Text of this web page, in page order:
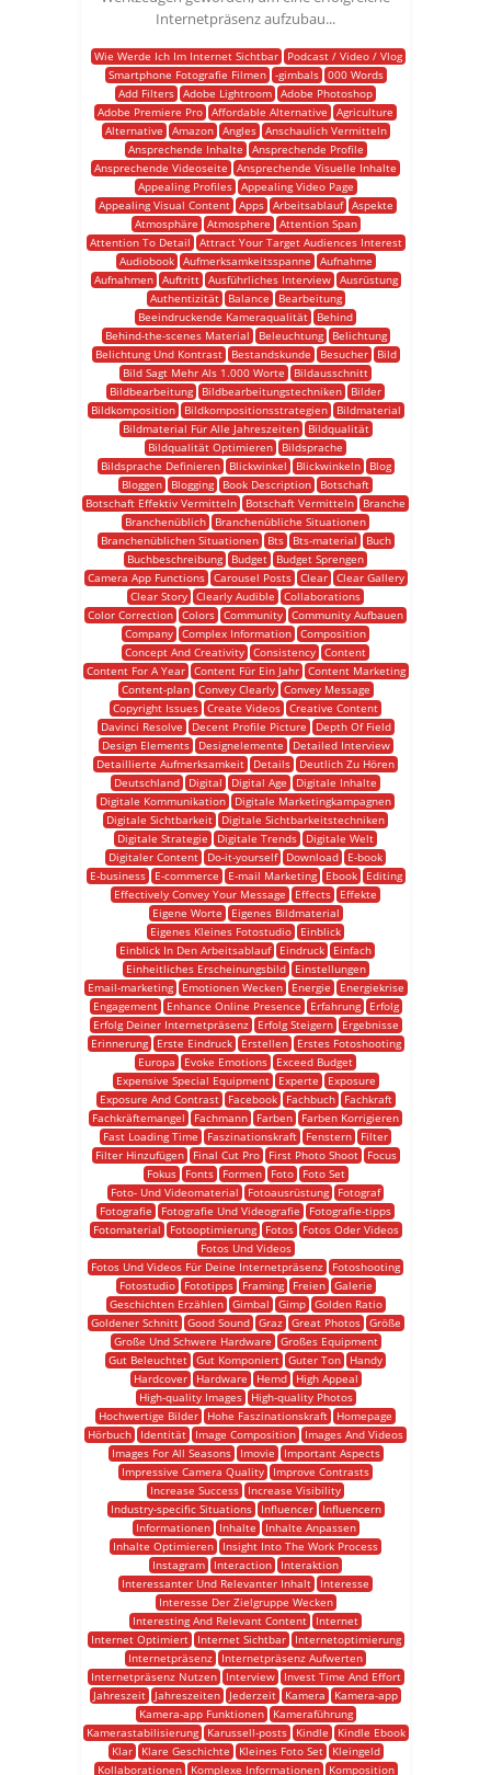
Internetpräsenz aufzubau...
Wie Werde Ich Im Internet Sichtbar
Podcast / Video / Vlog
Smartphone Fotografie Filmen
-gimbals
000 Words
Add Filters Adobe Lightroom Adobe Photoshop
Adobe Premiere Pro Affordable Alternative
Agriculture
Alternative
Amazon Angles
Anschaulich Vermitteln
Ansprechende Inhalte
Ansprechende Profile
Ansprechende Videoseite
Ansprechende Visuelle Inhalte
Appealing Profiles
Appealing Video Page
Appealing Visual Content
Apps Arbeitsablauf
Aspekte
Atmosphäre
Atmosphere
Attention Span
Attention To Detail
Attract Your Target Audiences Interest
Audiobook
Aufmerksamkeitsspanne
Aufnahme
Aufnahmen
Auftritt Ausführliches Interview
Ausrüstung
Authentizität
Balance
Bearbeitung
Beeindruckende Kameraqualität
Behind
Behind-the-scenes Material
Beleuchtung
Belichtung
Belichtung Und Kontrast
Bestandskunde Besucher
Bild
Bild Sagt Mehr Als 1.000 Worte
Bildausschnitt
Bildbearbeitung
Bildbearbeitungstechniken
Bilder
Bildkomposition
Bildkompositionsstrategien
Bildmaterial
Bildmaterial Für Alle Jahreszeiten
Bildqualität
Bildqualität Optimieren
Bildsprache
Bildsprache Definieren
Blickwinkel Blickwinkeln
Blog
Bloggen
Blogging Book Description
Botschaft
Botschaft Effektiv Vermitteln
Botschaft Vermitteln
Branche
Branchenüblich
Branchenübliche Situationen
Branchenüblichen Situationen
Bts Bts-material
Buch
Buchbeschreibung
Budget
Budget Sprengen
Camera App Functions
Carousel Posts Clear
Clear Gallery
Clear Story Clearly Audible
Collaborations
Color Correction Colors Community Community Aufbauen
Company Complex Information Composition
Concept And Creativity Consistency Content
Content For A Year
Content Für Ein Jahr
Content Marketing
Content-plan
Convey Clearly
Convey Message
Copyright Issues Create Videos Creative Content
Davinci Resolve
Decent Profile Picture
Depth Of Field
Design Elements
Designelemente
Detailed Interview
Detaillierte Aufmerksamkeit
Details
Deutlich Zu Hören
Deutschland
Digital Digital Age
Digitale Inhalte
Digitale Kommunikation
Digitale Marketingkampagnen
Digitale Sichtbarkeit
Digitale Sichtbarkeitstechniken
Digitale Strategie
Digitale Trends
Digitale Welt
Digitaler Content
Do-it-yourself Download
E-book
E-business
E-commerce E-mail Marketing Ebook
Editing
Effectively Convey Your Message
Effects
Effekte
Eigene Worte
Eigenes Bildmaterial
Eigenes Kleines Fotostudio
Einblick
Einblick In Den Arbeitsablauf
Eindruck
Einfach
Einheitliches Erscheinungsbild
Einstellungen
Email-marketing
Emotionen Wecken Energie
Energiekrise
Engagement
Enhance Online Presence Erfahrung
Erfolg
Erfolg Deiner Internetpräsenz
Erfolg Steigern
Ergebnisse
Erinnerung
Erste Eindruck Erstellen
Erstes Fotoshooting
Europa
Evoke Emotions
Exceed Budget
Expensive Special Equipment
Experte
Exposure
Exposure And Contrast
Facebook Fachbuch
Fachkraft
Fachkräftemangel
Fachmann Farben
Farben Korrigieren
Fast Loading Time
Faszinationskraft Fenstern
Filter
Filter Hinzufügen
Final Cut Pro First Photo Shoot
Focus
Fokus
Fonts Formen Foto
Foto Set
Foto- Und Videomaterial
Fotoausrüstung
Fotograf
Fotografie
Fotografie Und Videografie
Fotografie-tipps
Fotomaterial
Fotooptimierung Fotos
Fotos Oder Videos
Fotos Und Videos
Fotos Und Videos Für Deine Internetpräsenz
Fotoshooting
Fotostudio
Fototipps Framing Freien
Galerie
Geschichten Erzählen
Gimbal Gimp
Golden Ratio
Goldener Schnitt
Good Sound Graz Great Photos
Größe
Große Und Schwere Hardware
Großes Equipment
Gut Beleuchtet Gut Komponiert Guter Ton
Handy
Hardcover
Hardware Hemd
High Appeal
High-quality Images
High-quality Photos
Hochwertige Bilder
Hohe Faszinationskraft
Homepage
Hörbuch
Identität Image Composition
Images And Videos
Images For All Seasons
Imovie
Important Aspects
Impressive Camera Quality
Improve Contrasts
Increase Success
Increase Visibility
Industry-specific Situations
Influencer
Influencern
Informationen
Inhalte
Inhalte Anpassen
Inhalte Optimieren
Insight Into The Work Process
Instagram
Interaction
Interaktion
Interessanter Und Relevanter Inhalt
Interesse
Interesse Der Zielgruppe Wecken
Interesting And Relevant Content
Internet
Internet Optimiert
Internet Sichtbar
Internetoptimierung
Internetpräsenz
Internetpräsenz Aufwerten
Internetpräsenz Nutzen
Interview
Invest Time And Effort
Jahreszeit
Jahreszeiten Jederzeit Kamera
Kamera-app
Kamera-app Funktionen
Kameraführung
Kamerastabilisierung
Karussell-posts Kindle
Kindle Ebook
Klar
Klare Geschichte Kleines Foto Set
Kleingeld
Kollaborationen
Komplexe Informationen
Komposition